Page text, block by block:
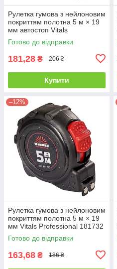
Рулетка гумова з нейлоновим
покриттям полотна 5 м × 19
мм автостоп Vitals
Professional 181735
Готово до відправки
181,28 ₴ 206 ₴
Купити
–12%
Рулетка гумова з нейлоновим
покриттям полотна 5 м × 19
мм Vitals Professional 181732
Готово до відправки
163,68 ₴ 186 ₴